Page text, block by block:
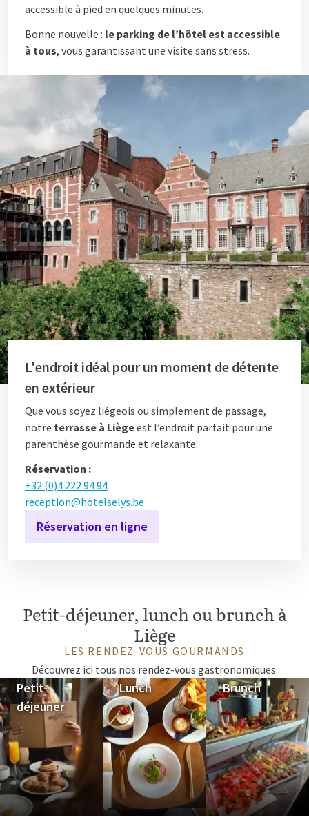
accessible à pied en quelques minutes.
Bonne nouvelle : le parking de l’hôtel est accessible
à tous, vous garantissant une visite sans stress.
L'endroit idéal pour un moment de détente
en extérieur
Que vous soyez liégeois ou simplement de passage,
notre terrasse à Liègeest l’endroit parfait pour une
parenthèse gourmande et relaxante.
Réservation :
+32 (0)4 222 94 94
reception@hotelselys.be
Réservation en ligne
Petit-déjeuner, lunch ou brunch à
Liège
LES RENDEZ-VOUS GOURMANDS
Découvrez ici tous nos rendez-vous gastronomiques.
Petit-
déjeuner
Lunch Brunch